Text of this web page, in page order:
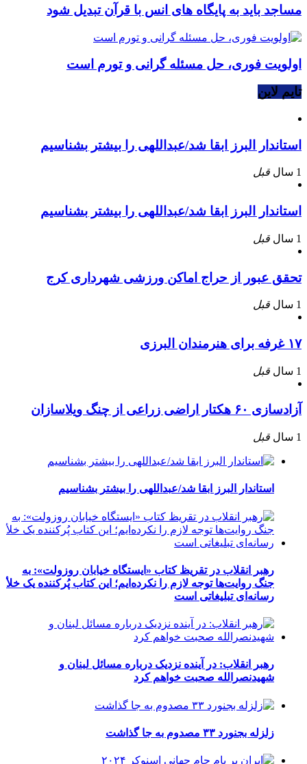
مساجد باید به پایگاه های انس با قرآن تبدیل شود
اولویت فوری، حل مسئله گرانی و تورم است
تایم لاین
استاندار البرز ابقا شد/عبداللهی را بیشتر بشناسیم
1 سال قبل
استاندار البرز ابقا شد/عبداللهی را بیشتر بشناسیم
1 سال قبل
تحقق عبور از حراج اماکن ورزشی شهرداری کرج
1 سال قبل
۱۷ غرفه برای هنرمندان البرزی
1 سال قبل
آزادسازی ۶۰ هکتار اراضی زراعی از چنگ ویلاسازان
1 سال قبل
استاندار البرز ابقا شد/عبداللهی را بیشتر بشناسیم
رهبر انقلاب در تقریظ کتاب «ایستگاه خیابان روزولت»: به
جنگ روایت‌ها توجه لازم را نکرده‌ایم؛ این کتاب پُرکننده‌ یک خلأ
رسانه‌ای تبلیغاتی است
رهبر انقلاب: در آینده نزدیک درباره مسائل لبنان و
شهیدنصرالله صحبت خواهم کرد
زلزله بجنورد ۳۳ مصدوم به جا گذاشت